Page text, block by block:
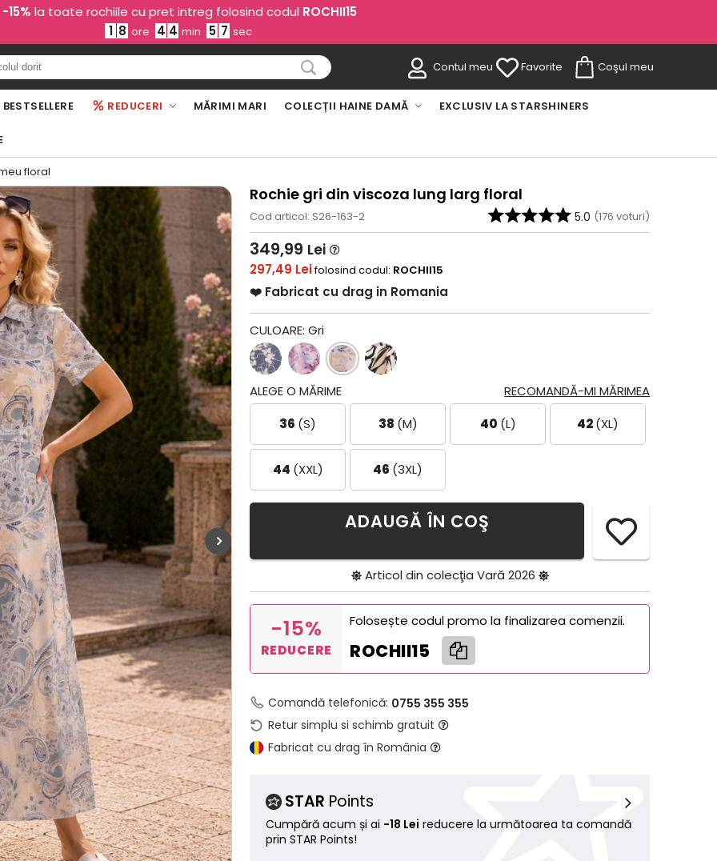
-15% la toate rochiile cu pret intreg folosind codul ROCHII15
1 8 ore 4 4 min 5 6 sec
Contul meu Favorite Coşul meu
BESTSELLERE REDUCERI MĂRIMI MARI COLECȚII HAINE DAMĂ EXCLUSIV LA STARSHINERS
floral
Rochie gri din viscoza lung larg floral
Cod articol: S26-163-2 5.0 (176 voturi)
349,99 Lei
297,49 Leifolosind codul: ROCHII15
❤️ Fabricat cu drag in Romania
CULOARE:Gri
RECOMANDĂ-MI MĂRIMEA
ALEGE O MĂRIME
36 (S) 38 (M) 40 (L) 42(XL)
44 (XXL) 46 (3XL)
ADAUGĂ ÎN COŞ
Articol din colecţia Vară 2026
-15%
REDUCERE
Folosește codul promo la finalizarea comenzii.
ROCHII15
Comandă telefonică: 0755 355 355
Retur simplu si schimb gratuit
Fabricat cu drag în România
STAR Points
Cumpără acum și ai -18 Lei reducere la următoarea ta comandă
prin STAR Points!